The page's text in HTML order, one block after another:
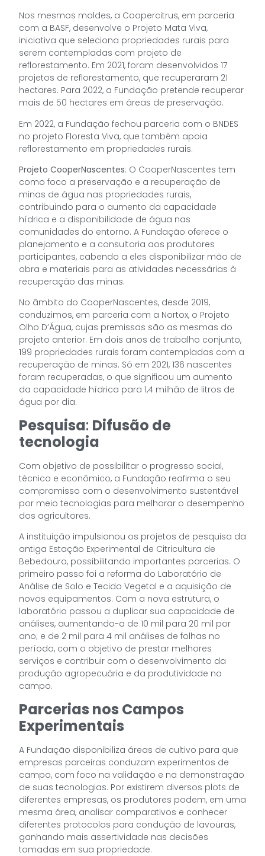
Nos mesmos moldes, a Coopercitrus, em parceria
com a BASF, desenvolve o Projeto Mata Viva,
iniciativa que seleciona propriedades rurais para
serem contempladas com projeto de
reflorestamento. Em 2021, foram desenvolvidos 17
projetos de reflorestamento, que recuperaram 21
hectares. Para 2022, a Fundação pretende recuperar
mais de 50 hectares em áreas de preservação.
Em 2022, a Fundação fechou parceria com o BNDES
no projeto Floresta Viva, que também apoia
reflorestamento em propriedades rurais.
Projeto CooperNascentes: O CooperNascentes tem
como foco a preservação e a recuperação de
minas de água nas propriedades rurais,
contribuindo para o aumento da capacidade
hídrica e a disponibilidade de água nas
comunidades do entorno. A Fundação oferece o
planejamento e a consultoria aos produtores
participantes, cabendo a eles disponibilizar mão de
obra e materiais para as atividades necessárias à
recuperação das minas.
No âmbito do CooperNascentes, desde 2019,
conduzimos, em parceria com a Nortox, o Projeto
Olho D’Água, cujas premissas são as mesmas do
projeto anterior. Em dois anos de trabalho conjunto,
199 propriedades rurais foram contempladas com a
recuperação de minas. Só em 2021, 136 nascentes
foram recuperadas, o que significou um aumento
da capacidade hídrica para 1,4 milhão de litros de
água por dia.
Pesquisa: Difusão de
tecnologia
Com objetivo de possibilitar o progresso social,
técnico e econômico, a Fundação reafirma o seu
compromisso com o desenvolvimento sustentável
por meio tecnologias para melhorar o desempenho
dos agricultores.
A instituição impulsionou os projetos de pesquisa da
antiga Estação Experimental de Citricultura de
Bebedouro, possibilitando importantes parcerias. O
primeiro passo foi a reforma do Laboratório de
Análise de Solo e Tecido Vegetal e a aquisição de
novos equipamentos. Com a nova estrutura, o
laboratório passou a duplicar sua capacidade de
análises, aumentando-a de 10 mil para 20 mil por
ano; e de 2 mil para 4 mil análises de folhas no
período, com o objetivo de prestar melhores
serviços e contribuir com o desenvolvimento da
produção agropecuária e da produtividade no
campo.
Parcerias nos Campos
Experimentais
A Fundação disponibiliza áreas de cultivo para que
empresas parceiras conduzam experimentos de
campo, com foco na validação e na demonstração
de suas tecnologias. Por existirem diversos plots de
diferentes empresas, os produtores podem, em uma
mesma área, analisar comparativos e conhecer
diferentes protocolos para condução de lavouras,
ganhando mais assertividade nas decisões
tomadas em sua propriedade.